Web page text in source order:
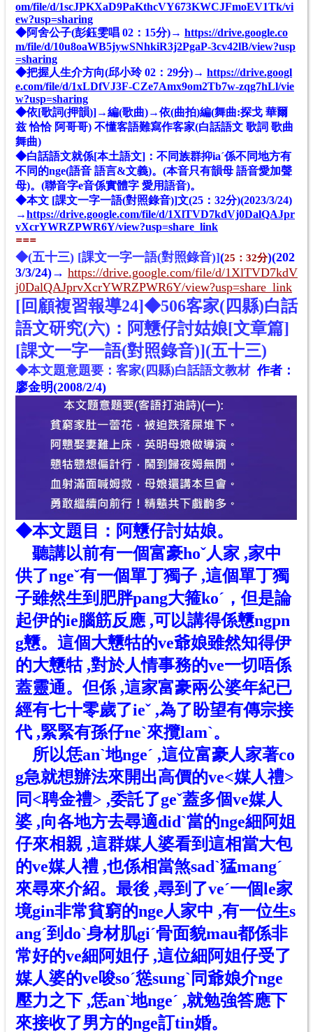
om/file/d/1scJPKXaD9PaKthcVY673KWCJFmoEV1Tk/vi
ew?usp=sharing
◆阿舍公子(彭鈺雯唱 02：15分)→ https://drive.google.co
m/file/d/10u8oaWB5jywSNhkiR3j2PgaP-3cv42lB/view?usp
=sharing
◆把握人生介方向(邱小玲 02：29分)→ https://drive.googl
e.com/file/d/1xLDfVJ3F-CZe7Amx9om2Tb7w-zqg7hLl/vie
w?usp=sharing
◆依[歌詞(押韻)]→編(歌曲)→依(曲拍)編(舞曲:探戈 華爾
兹 恰恰 阿哥哥) 不懂客語難寫作客家(白話語文 歌詞 歌曲
舞曲)
◆白話語文就係[本土語文]：不同族群抑iaˊ係不同地方有
不同的nge(語音 語言&文義)。(本音只有韻母 語音愛加聲
母)。(聯音字e音係實體字 愛用語音)。
◆本文 [課文一字一語(對照錄音)]文(25：32分)(2023/3/24)
→https://drive.google.com/file/d/1XlTVD7kdVj0DalQAJpr
vXcrYWRZPWR6Y/view?usp=share_link
===
◆(五十三) [課文一字一語(對照錄音)](25：32分)(202
3/3/24)→ https://drive.google.com/file/d/1XlTVD7kdV
j0DalQAJprvXcrYWRZPWR6Y/view?usp=share_link
[回顧複習報導24]◆506客家(四縣)白話
語文研究(六)：阿戇仔討姑娘[文章篇]
[課文一字一語(對照錄音)](五十三)
◆本文題意題要：客家(四縣)白話語文教材 作者：
廖金明(2008/2/4)
◆本文題目：阿戇仔討姑娘。
聽講以前有一個富豪hoˇ人家 ,家中
供了ngeˇ有一個單丁獨子 ,這個單丁獨
子雖然生到肥胖pang大箍koˊ ，但是論
起伊的ie腦筋反應 ,可以講得係戇ngpn
g戇。這個大戇牯的ve爺娘雖然知得伊
的大戇牯 ,對於人情事務的ve一切唔係
蓋靈通。但係 ,這家富豪兩公婆年紀已
經有七十零歲了ieˇ ,為了盼望有傳宗接
代 ,緊緊有孫仔neˋ來攬lamˋ。
所以恁anˋ地ngeˊ ,這位富豪人家著co
g急就想辦法來開出高價的ve<媒人禮>
同<聘金禮> ,委託了geˇ蓋多個ve媒人
婆 ,向各地方去尋適didˋ當的nge細阿姐
仔來相親 ,這群媒人婆看到這相當大包
的ve媒人禮 ,也係相當煞sadˋ猛mangˊ
來尋來介紹。最後 ,尋到了veˊ一個le家
境gin非常貧窮的nge人家中 ,有一位生s
angˊ到doˋ身材肌giˊ骨面貌mau都係非
常好的ve細阿姐仔 ,這位細阿姐仔受了
媒人婆的ve唆soˊ慫sungˋ同爺娘介nge
壓力之下 ,恁anˋ地ngeˊ ,就勉強答應下
來接收了男方的nge訂tin婚。